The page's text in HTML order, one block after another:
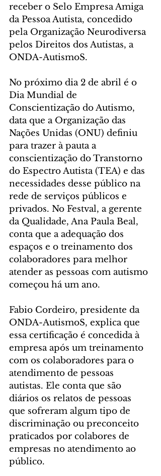
receber o Selo Empresa Amiga
da Pessoa Autista, concedido
pela Organização Neurodiversa
pelos Direitos dos Autistas, a
ONDA-AutismoS.
No próximo dia 2 de abril é o
Dia Mundial de
Conscientização do Autismo,
data que a Organização das
Nações Unidas (ONU) definiu
para trazer à pauta a
conscientização do Transtorno
do Espectro Autista (TEA) e das
necessidades desse público na
rede de serviços públicos e
privados. No Festval, a gerente
da Qualidade, Ana Paula Beal,
conta que a adequação dos
espaços e o treinamento dos
colaboradores para melhor
atender as pessoas com autismo
começou há um ano.
Fabio Cordeiro, presidente da
ONDA-AutismoS, explica que
essa certificação é concedida à
empresa após um treinamento
com os colaboradores para o
atendimento de pessoas
autistas. Ele conta que são
diários os relatos de pessoas
que sofreram algum tipo de
discriminação ou preconceito
praticados por colabores de
empresas no atendimento ao
público.